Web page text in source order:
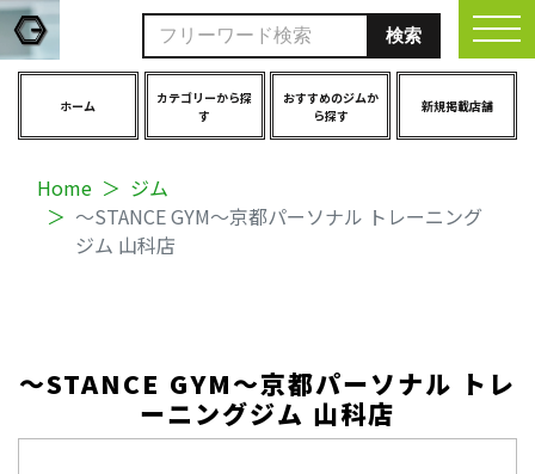
ホーム
カテゴリーから探
す
おすすめのジムか
ら探す
新規掲載店舗
Home
ジム
〜STANCE GYM〜京都パーソナル トレーニング
ジム 山科店
〜STANCE GYM〜京都パーソナル トレ
ーニングジム 山科店